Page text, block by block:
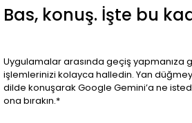
Bas, konuş. İşte bu
Uygulamalar arasında geçiş yapmanıza
işlemlerinizi kolayca halledin. Yan
dilde konuşarak Google Gemini’a ne
ona bırakın.*